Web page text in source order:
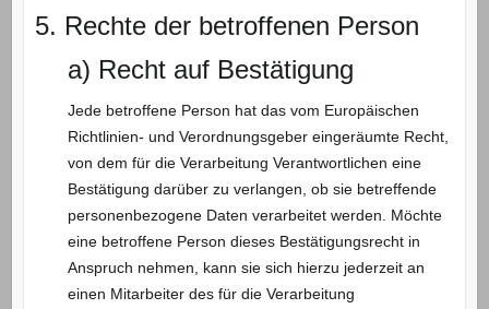
5. Rechte der betroffenen Person
a) Recht auf Bestätigung
Jede betroffene Person hat das vom Europäischen
Richtlinien- und Verordnungsgeber eingeräumte Recht,
von dem für die Verarbeitung Verantwortlichen eine
Bestätigung darüber zu verlangen, ob sie betreffende
personenbezogene Daten verarbeitet werden. Möchte
eine betroffene Person dieses Bestätigungsrecht in
Anspruch nehmen, kann sie sich hierzu jederzeit an
einen Mitarbeiter des für die Verarbeitung